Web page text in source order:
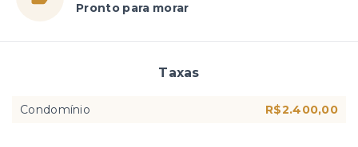
Pronto para morar
Taxas
Condomínio R$2.400,00